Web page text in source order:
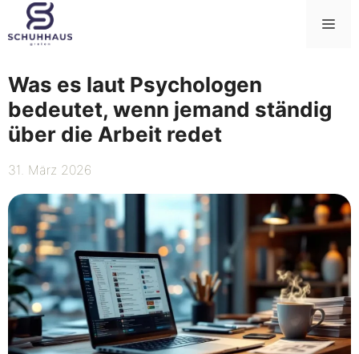
Zum
Inhalt
springen
Was es laut Psychologen
bedeutet, wenn jemand ständig
über die Arbeit redet
31. März 2026